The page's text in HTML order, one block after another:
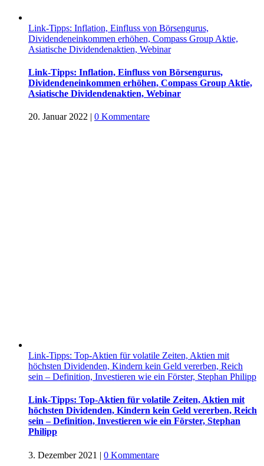
Link-Tipps: Inflation, Einfluss von Börsengurus,
Dividendeneinkommen erhöhen, Compass Group Aktie,
Asiatische Dividendenaktien, Webinar
Link-Tipps: Inflation, Einfluss von Börsengurus,
Dividendeneinkommen erhöhen, Compass Group Aktie,
Asiatische Dividendenaktien, Webinar
20. Januar 2022 | 0 Kommentare
Link-Tipps: Top-Aktien für volatile Zeiten, Aktien mit
höchsten Dividenden, Kindern kein Geld vererben, Reich
sein – Definition, Investieren wie ein Förster, Stephan Philipp
Link-Tipps: Top-Aktien für volatile Zeiten, Aktien mit
höchsten Dividenden, Kindern kein Geld vererben, Reich
sein – Definition, Investieren wie ein Förster, Stephan
Philipp
3. Dezember 2021 | 0 Kommentare